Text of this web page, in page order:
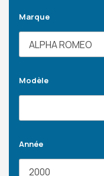
Marque
Modèle
Année